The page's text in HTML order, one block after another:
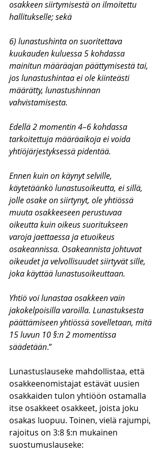
osakkeen siirtymisestä on ilmoitettu
hallitukselle; sekä
6) lunastushinta on suoritettava
kuukauden kuluessa 5 kohdassa
mainitun määräajan päättymisestä tai,
jos lunastushintaa ei ole kiinteästi
määrätty, lunastushinnan
vahvistamisesta.
Edellä 2 momentin 4–6 kohdassa
tarkoitettuja määräaikoja ei voida
yhtiöjärjestyksessä pidentää.
Ennen kuin on käynyt selville,
käytetäänkö lunastusoikeutta, ei sillä,
jolle osake on siirtynyt, ole yhtiössä
muuta osakkeeseen perustuvaa
oikeutta kuin oikeus suoritukseen
varoja jaettaessa ja etuoikeus
osakeannissa. Osakeannista johtuvat
oikeudet ja velvollisuudet siirtyvät sille,
joka käyttää lunastusoikeuttaan.
Yhtiö voi lunastaa osakkeen vain
jakokelpoisilla varoilla. Lunastuksesta
päättämiseen yhtiössä sovelletaan, mitä
15 luvun 10 §:n 2 momentissa
säädetään.”
Lunastuslauseke mahdollistaa, että
osakkeenomistajat estävät uusien
osakkaiden tulon yhtiöön ostamalla
itse osakkeet osakkeet, joista joku
osakas luopuu. Toinen, vielä rajumpi,
rajoitus on 3:8 §:n mukainen
suostumuslauseke: